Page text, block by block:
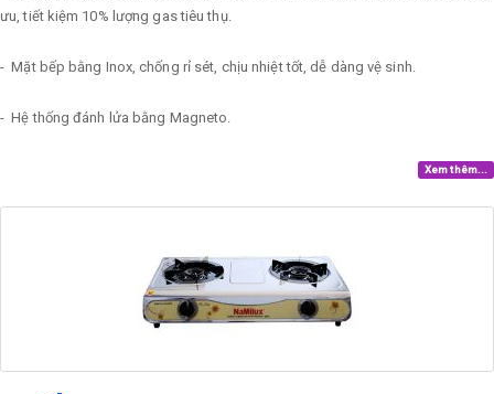
ưu, tiết kiệm 10% lượng gas tiêu thụ.
- Mặt bếp bằng Inox, chống rỉ sét, chịu nhiệt tốt, dễ dàng vệ sinh.
- Hệ thống đánh lửa bằng Magneto.
Xem thêm...